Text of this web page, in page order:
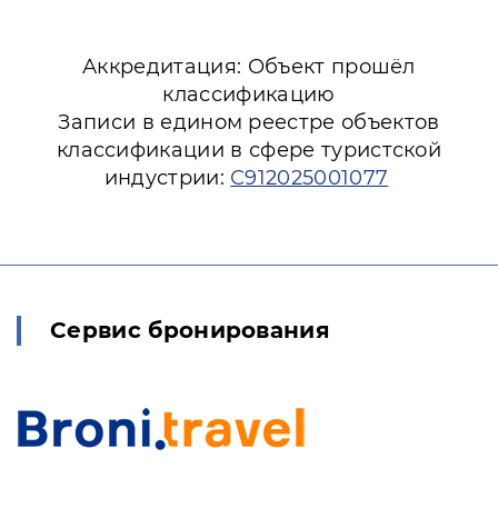
Аккредитация: Объект прошёл
классификацию
Записи в едином реестре объектов
классификации в сфере туристской
индустрии: С912025001077
Сервис бронирования